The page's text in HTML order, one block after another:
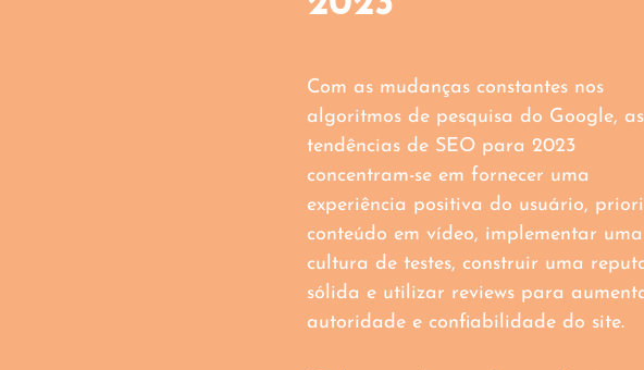
Com as mudanças constantes nos
algoritmos de pesquisa do Google, as
tendências de SEO para 2023
concentram-se em fornecer uma
experiência positiva do usuário,
conteúdo em vídeo, implementar uma
cultura de testes, construir uma
sólida e utilizar reviews para
autoridade e confiabilidade do site.